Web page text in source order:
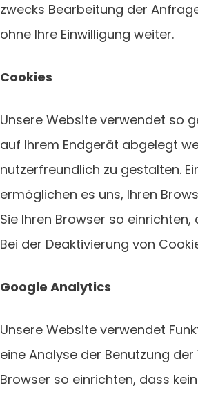
zwecks Bearbeitung der
ohne Ihre Einwilligung weiter.
Cookies
Unsere Website verwendet so
auf Ihrem Endgerät abgelegt
nutzerfreundlich zu gestalten.
ermöglichen es uns, Ihren
Sie Ihren Browser so
Bei der Deaktivierung von
Google Analytics
Unsere Website verwendet
eine Analyse der Benutzung
Browser so einrichten, dass